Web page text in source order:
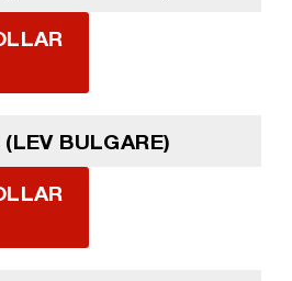
BULGARE)